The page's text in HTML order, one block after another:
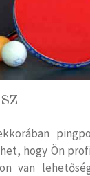
hogy Ön
van